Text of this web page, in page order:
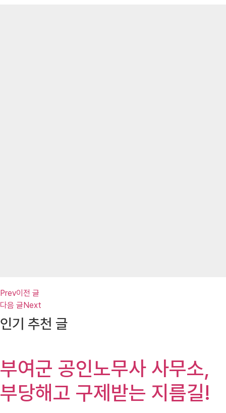
Prev이전 글
다음 글Next
인기 추천 글
부여군 공인노무사 사무소,
부당해고 구제받는 지름길!